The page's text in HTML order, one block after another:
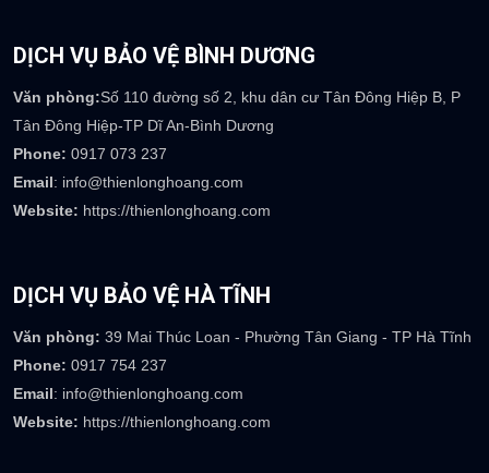
Văn phòng: Biệt thự M2-L7, KĐT Dương Nội, Hà Đông, Hà Nội
Phone:
0922 236 777
Email: info@thienlonghoang.com
Website:https://thienlonghoang.com
DỊCH VỤ BẢO VỆ BÌNH DƯƠNG
Tân Đông Hiệp-TP Dĩ An-Bình Dương
Phone:
0917 073 237
Email: info@thienlonghoang.com
Website:https://thienlonghoang.com